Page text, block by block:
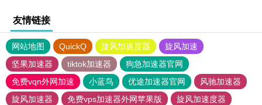
友情链接
网站地图 QuickQ 旋风加速度器
旋风加速
坚果加速器
tiktok加速器
狗急加速器官网
免费vqn外网加速
小蓝鸟 优途加速器官网
风驰加速器
旋风加速器
免费vps加速器外网苹果版
旋风加速度器